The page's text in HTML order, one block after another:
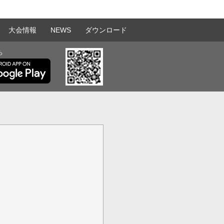
大会情報 NEWS ダウンロード